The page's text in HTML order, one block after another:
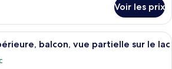
Voir les prix
Une pièce comprenant un canapé,
balcon, vue partielle sur le lac